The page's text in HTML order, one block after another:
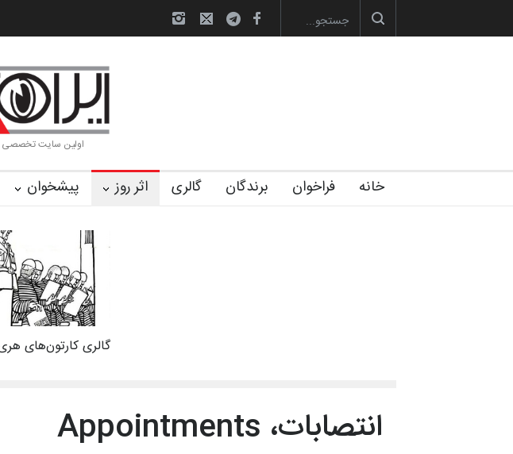
رویداد کارگاهی کارتون و پوستر «ایران سربلند»…
اولین سایت تخصصی و
خانه فراخوان برندگان گالری اثر روز پیشخوان
گالری کارتون‌های
انتصابات، Appointments